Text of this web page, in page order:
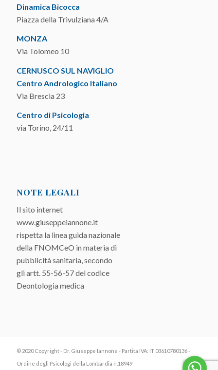
Dinamica Bicocca
Piazza della Trivulziana 4/A
MONZA
Via Tolomeo 10
CERNUSCO SUL NAVIGLIO
Centro Andrologico Italiano
Via Brescia 23
Centro di Psicologia
via Torino, 24/11
NOTE LEGALI
Il sito internet
www.giuseppeiannone.it
rispetta la linea guida nazionale
della FNOMCeO in materia di
pubblicità sanitaria, secondo
gli artt. 55-56-57 del codice
Deontologia medica
© 2020 Copyright - Dr. Giuseppe Iannone - Partita IVA: IT 03610780136 -
Ordine degli Psicologi della Lombardia n.18949